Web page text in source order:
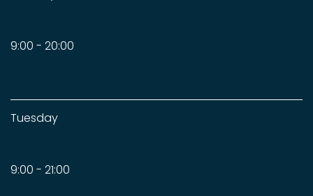
9:00 - 20:00
Tuesday
9:00 - 21:00